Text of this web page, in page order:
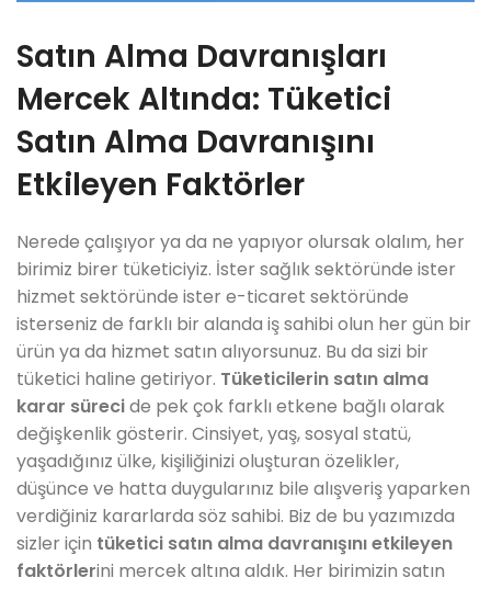
Satın Alma Davranışları
Mercek Altında: Tüketici
Satın Alma Davranışını
Etkileyen Faktörler
Nerede çalışıyor ya da ne yapıyor olursak olalım, her
birimiz birer tüketiciyiz. İster sağlık sektöründe ister
hizmet sektöründe ister e-ticaret sektöründe
isterseniz de farklı bir alanda iş sahibi olun her gün bir
ürün ya da hizmet satın alıyorsunuz. Bu da sizi bir
tüketici haline getiriyor. Tüketicilerin satın alma
karar sürecide pek çok farklı etkene bağlı olarak
değişkenlik gösterir. Cinsiyet, yaş, sosyal statü,
yaşadığınız ülke, kişiliğinizi oluşturan özelikler,
düşünce ve hatta duygularınız bile alışveriş yaparken
verdiğiniz kararlarda söz sahibi. Biz de bu yazımızda
sizler için tüketici satın alma davranışını etkileyen
faktörlerini mercek altına aldık. Her birimizin satın